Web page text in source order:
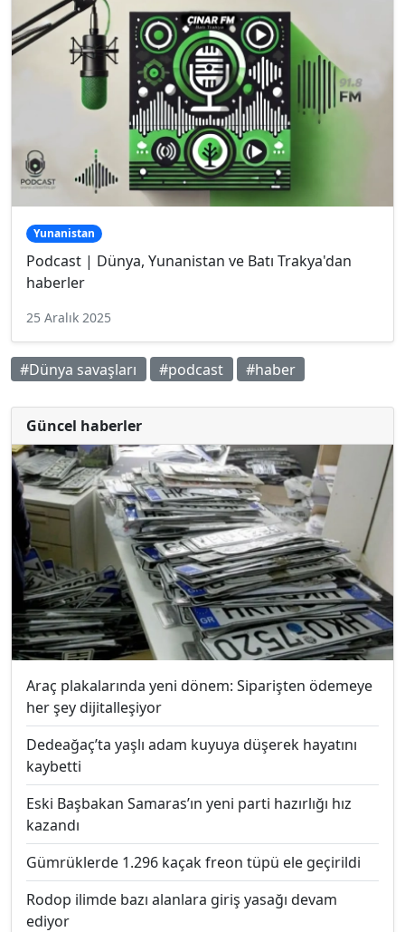
Yunanistan
Podcast | Dünya, Yunanistan ve Batı Trakya'dan
haberler
25 Aralık 2025
#Dünya savaşları #podcast #haber
Güncel haberler
Araç plakalarında yeni dönem: Siparişten ödemeye
her şey dijitalleşiyor
Dedeağaç’ta yaşlı adam kuyuya düşerek hayatını
kaybetti
Eski Başbakan Samaras’ın yeni parti hazırlığı hız
kazandı
Gümrüklerde 1.296 kaçak freon tüpü ele geçirildi
Rodop ilimde bazı alanlara giriş yasağı devam
ediyor